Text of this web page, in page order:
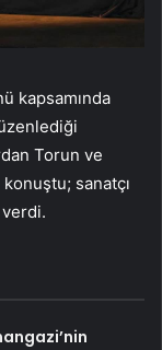
kapsamında
Torun ve
sanatçı